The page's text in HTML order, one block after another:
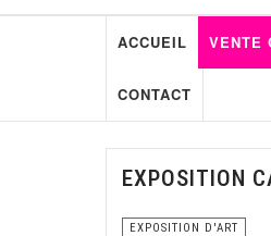
ACCUEIL VENTE
CONTACT
EXPOSITION
EXPOSITION D'ART